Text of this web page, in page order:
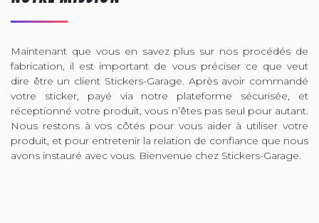
Maintenant que vous en savez plus sur nos procédés de
fabrication, il est important de vous préciser ce que veut
dire être un client Stickers-Garage. Après avoir commandé
votre sticker, payé via notre plateforme sécurisée, et
réceptionné votre produit, vous n’êtes pas seul pour autant.
Nous restons à vos côtés pour vous aider à utiliser votre
produit, et pour entretenir la relation de confiance que nous
avons instauré avec vous. Bienvenue chez Stickers-Garage.